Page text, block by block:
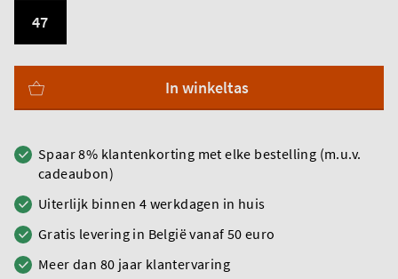
47
In winkeltas
Spaar 8% klantenkorting met elke bestelling (m.u.v.
cadeaubon)
Uiterlijk binnen 4 werkdagen in huis
Gratis levering in België vanaf 50 euro
Meer dan 80 jaar klantervaring